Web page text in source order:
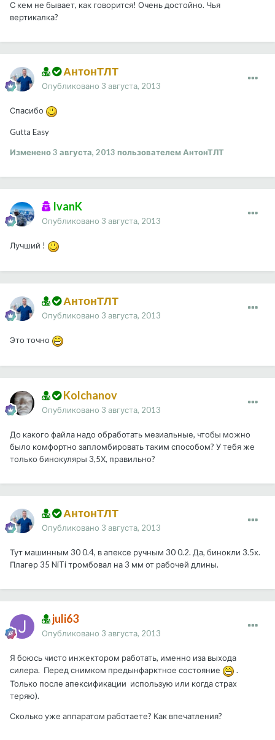
С кем не бывает, как говорится! Очень достойно. Чья
вертикалка?
АнтонТЛТ
Опубликовано 3 августа, 2013
Спасибо
Gutta Easy
Изменено3 августа, 2013 пользователем АнтонТЛТ
IvanK
Опубликовано 3 августа, 2013
Лучший !
АнтонТЛТ
Опубликовано 3 августа, 2013
Это точно
Kolchanov
Опубликовано 3 августа, 2013
До какого файла надо обработать мезиальные, чтобы можно
было комфортно запломбировать таким способом? У тебя же
только бинокуляры 3,5Х, правильно?
АнтонТЛТ
Опубликовано 3 августа, 2013
Тут машинным 30 0.4, в апексе ручным 30 0.2. Да, бинокли 3.5х.
Плагер 35 NiTi тромбовал на 3 мм от рабочей длины.
juli63
Опубликовано 3 августа, 2013
Я боюсь чисто инжектором работать, именно иза выхода
силера. Перед снимком предынфарктное состояние
.
Только после апексификации использую или когда страх
теряю).
Сколько уже аппаратом работаете? Как впечатления?